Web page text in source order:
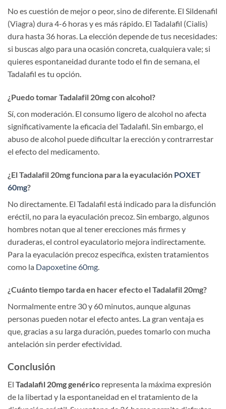
No es cuestión de mejor o peor, sino de diferente. El Sildenafil
(Viagra) dura 4-6 horas y es más rápido. El Tadalafil (Cialis)
dura hasta 36 horas. La elección depende de tus necesidades:
si buscas algo para una ocasión concreta, cualquiera vale; si
quieres espontaneidad durante todo el fin de semana, el
Tadalafil es tu opción.
¿Puedo tomar Tadalafil 20mg con alcohol?
Sí, con moderación. El consumo ligero de alcohol no afecta
significativamente la eficacia del Tadalafil. Sin embargo, el
abuso de alcohol puede dificultar la erección y contrarrestar
el efecto del medicamento.
¿El Tadalafil 20mg funciona para la eyaculación POXET
60mg?
No directamente. El Tadalafil está indicado para la disfunción
eréctil, no para la eyaculación precoz. Sin embargo, algunos
hombres notan que al tener erecciones más firmes y
duraderas, el control eyaculatorio mejora indirectamente.
Para la eyaculación precoz específica, existen tratamientos
como la Dapoxetine 60mg
¿Cuánto tiempo tarda en hacer efecto el Tadalafil 20mg?
Normalmente entre 30 y 60 minutos, aunque algunas
personas pueden notar el efecto antes. La gran ventaja es
que, gracias a su larga duración, puedes tomarlo con mucha
antelación sin perder efectividad.
Conclusión
El Tadalafil 20mg genérico representa la máxima expresión
de la libertad y la espontaneidad en el tratamiento de la